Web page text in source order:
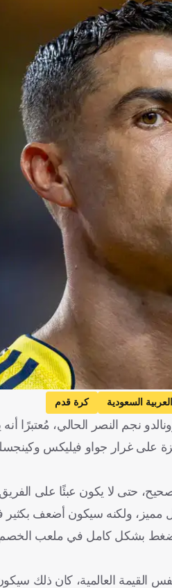
السعودية كرة قدم
نجم النصر الحالي، مُعتبرًا
على غرار جواو فيليكس
حتى لا يكون عبئًا على
ولكنه سيكون أضعف بكثير
بشكل كامل في ملعب الخصم، لأن
القيمة العالمية، كان ذلك